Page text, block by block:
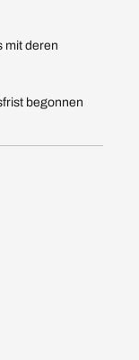
mit deren
begonnen